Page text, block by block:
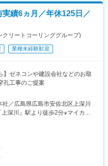
績6ヵ月／年休125日／
クリートコーリンググループ)
業種未経験歓迎
】ゼネコンや建設会社などのお取
孔工事のご提案
／広島県広島市安佐北区上深川
深川』駅より徒歩2分※マイカー